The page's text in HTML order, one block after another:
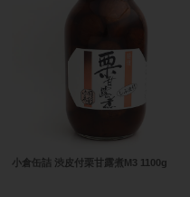
小倉缶詰 渋皮付栗甘露煮M3 1100g